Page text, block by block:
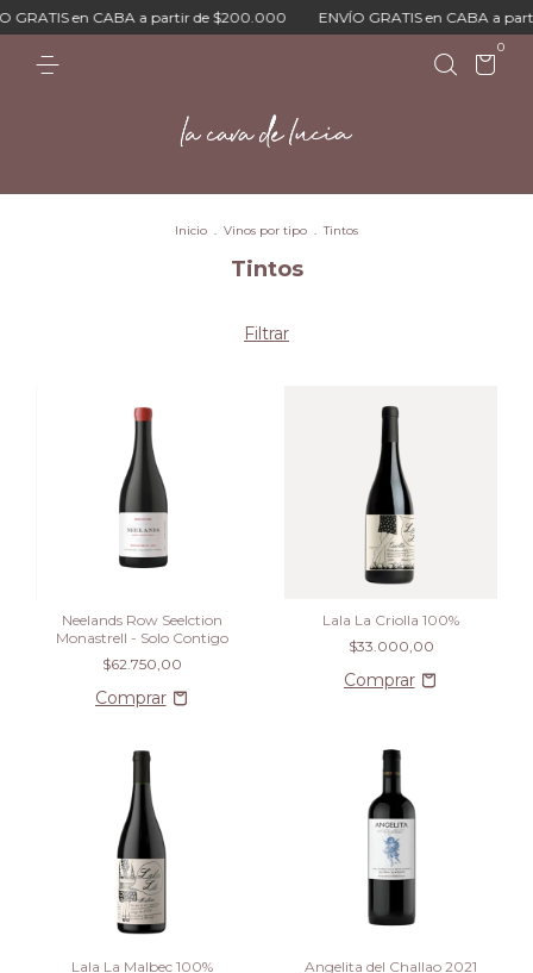
CABA a partir de $200.000 ENVÍO GRATIS en CABA a partir de
0
Inicio . Vinos por tipo . Tintos
Tintos
Filtrar
Neelands Row Seelction
Monastrell - Solo Contigo
$62.750,00
Lala La Criolla 100%
$33.000,00
Lala La Malbec 100%
Angelita del Challao 2021